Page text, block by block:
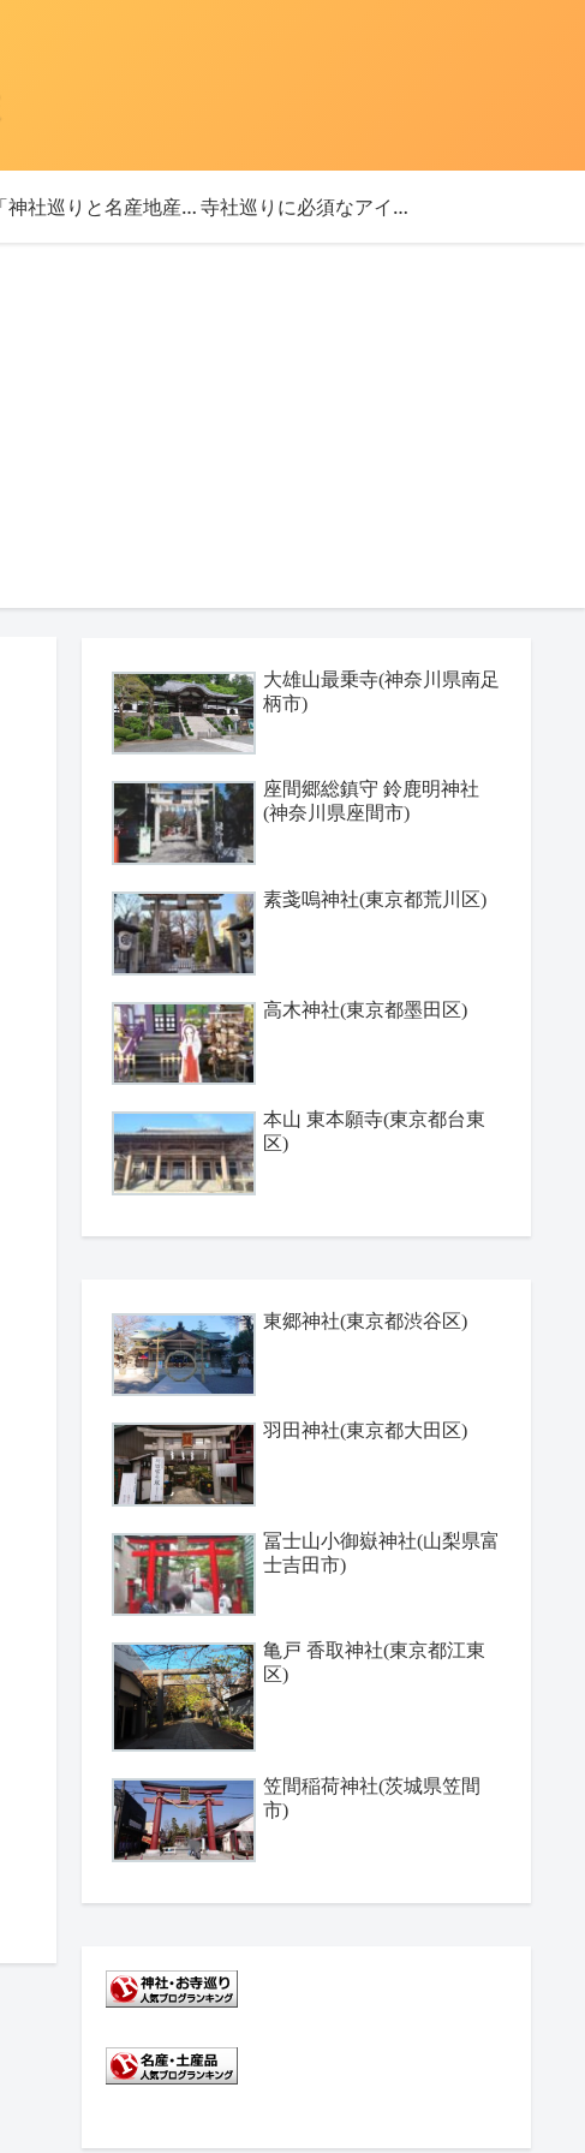
「神社巡りと名産地産を探す旅」ブログ始めました！ 寺社巡りに必須なアイテム
大雄山最乗寺(神奈川県南足
柄市)
座間郷総鎮守 鈴鹿明神社
(神奈川県座間市)
素戔嗚神社(東京都荒川区)
高木神社(東京都墨田区)
本山 東本願寺(東京都台東
区)
東郷神社(東京都渋谷区)
羽田神社(東京都大田区)
冨士山小御嶽神社(山梨県富
士吉田市)
亀戸 香取神社(東京都江東
区)
笠間稲荷神社(茨城県笠間
市)